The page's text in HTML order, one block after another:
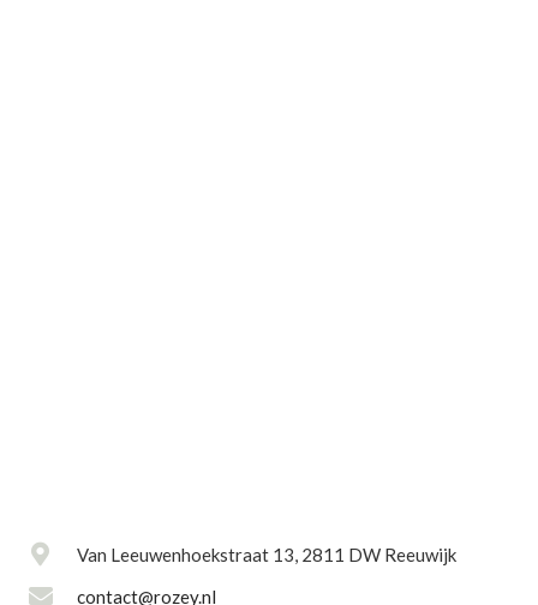
Van Leeuwenhoekstraat 13, 2811 DW Reeuwijk
contact@rozey.nl